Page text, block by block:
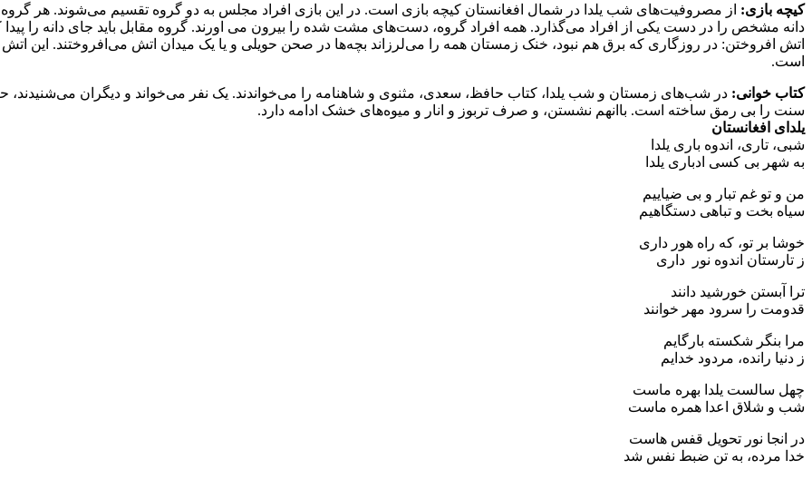
کیچه بازی: از مصروفیت‌های شب یلدا در شمال افغانستان کیچه بازی است. در این بازی افراد مجلس به دو گروه تقسیم می‌شوند. هر گروه
دانه مشخص را در دست یکی از افراد می‌گذارد. همه افراد گروه، دست‌های مشت شده را بیرون می اورند. گروه مقابل باید جای دانه را پیدا
اتش افر‌وختن: در روزگاری که برق هم نبود، خنک زمستان همه را می‌لرزاند بچه‌ها در صحن حویلی و یا یک میدان اتش می‌افروختند. این
است.
کتاب خوانی: در شب‌های زمستان و شب یلدا، کتاب حافظ، سعدی، مثنوی و شاهنامه را می‌خواندند. یک نفر می‌خواند و دیگران می‌شنیدند،
سنت را بی رمق ساخته است. باانهم نشستن، و صرف تربوز و انار و میوه‌های خشک ادامه دارد.
یلدای افغانستان
شبی، تاری، اندوه باری یلدا
به شهر بی کسی ادباری یلدا
من و تو غم تبار و بی ضیاییم
سیاه بخت و تباهی دستگاهیم
خوشا بر تو، که راه هور داری
ز تارستان اندوه نور داری
ترا آبستن خورشید دانند
قدومت را سرود مهر خوانند
مرا بنگر شکسته بارگایم
ز دنیا رانده، مردود خدایم
چهل سالست یلدا بهره ماست
شب و شلاق اعدا همره ماست
در انجا نور تحویل قفس هاست
خدا مرده، به تن ضبط نفس شد